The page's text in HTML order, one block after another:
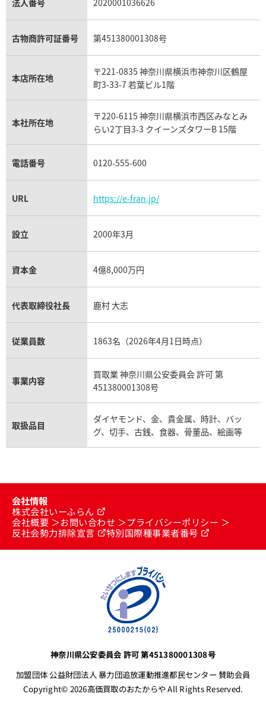
アクアマリン買取
オメガ買取
カルティエ買取
フランク ミュラー買取
リシャール・ミル買取
パネライ買取
チューダー（チュードル）買取
プラダ買取
ダミアーニ買取
モーブッサン買取
古物商許可証番号 第451380001308号
本店所在地
〒221-0835 神奈川県横浜市神奈川区鶴屋
町3-33-7 若葉ビル1階
本社所在地
〒220-6115 神奈川県横浜市西区みなとみ
らい2丁目3-3 クイーンズタワーB 15階
電話番号 0120-555-600
URL https://e-fran.jp/
設立 2000年3月
資本金 4億8,000万円
代表取締役社長 鹿村 大志
従業員数 1863名（2026年4月1日時点）
事業内容
買取業 神奈川県公安委員会 許可 第
451380001308号
取扱品目
ダイヤモンド、金、貴金属、時計、バッ
グ、切手、古銭、食器、骨董品、絵画等
会社情報
株式会社いーふらん
会社概要
お問い合わせ
プライバシーポリシー
反社会勢力排除宣言
特別国際種事業者番号
神奈川県公安委員会 許可 第451380001308号
加盟団体 公益財団法人 暴力団追放運動推進都民センター 賛助会員
Copyright© 2026高価買取のおたからや All Rights Reserved.